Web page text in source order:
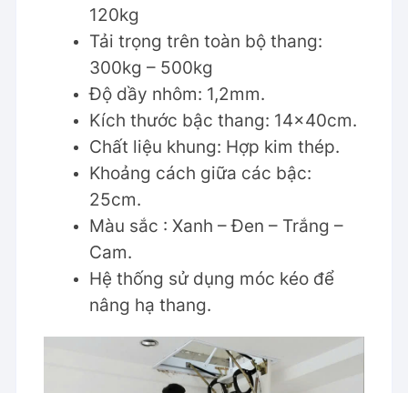
120kg
Tải trọng trên toàn bộ thang:
300kg – 500kg
Độ dầy nhôm: 1,2mm.
Kích thước bậc thang: 14x40cm.
Chất liệu khung: Hợp kim thép.
Khoảng cách giữa các bậc:
25cm.
Màu sắc : Xanh – Đen – Trắng –
Cam.
Hệ thống sử dụng móc kéo để
nâng hạ thang.